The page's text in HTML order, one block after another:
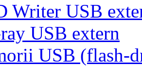
Writer USB
USB extern
USB (flash-